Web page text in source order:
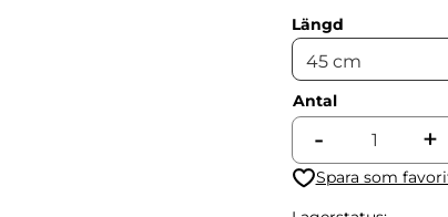
Längd
Antal
+
-
Lägg till i favoriter